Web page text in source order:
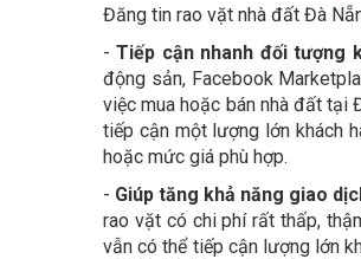
Đăng tin rao vặt nhà đất Đà
-Tiếp cận nhanh đối tượng
động sản, Facebook
việc mua hoặc bán nhà đất tại
tiếp cận một lượng lớn khách
hoặc mức giá phù hợp.
- Giúp tăng khả năng giao
rao vặt có chi phí rất thấp,
vẫn có thể tiếp cận lượng lớn